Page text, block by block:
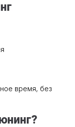
время, без